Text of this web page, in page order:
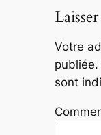
Votre
publiée.
sont